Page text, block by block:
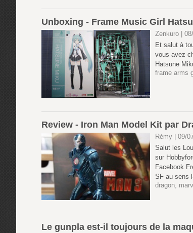
Unboxing - Frame Music Girl
Zenkuro |
Et salut à
vous avez
Hatsune
frame arms
Review - Iron Man Model Kit par
Rémy | 09/
Salut les
sur
Facebook
SF au sens
dragon,
Le gunpla est-il toujours de la